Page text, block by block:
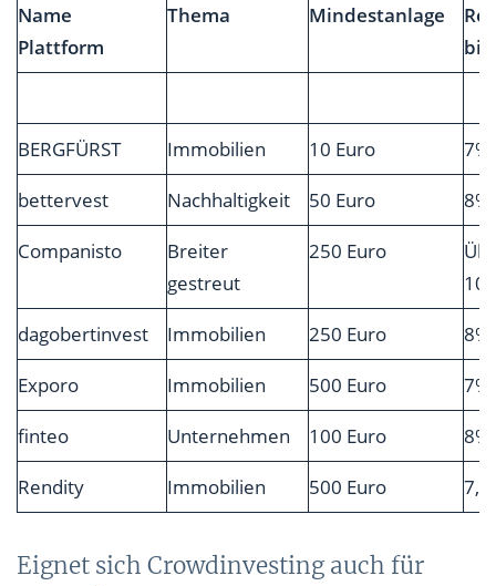
Name
Plattform
Thema Mindestanlage
bis
BERGFÜRST Immobilien 10 Euro
7%
bettervest
Nachhaltigkeit 50 Euro
8%
Companisto
Breiter
gestreut
250 Euro
dagobertinvest
Immobilien 250 Euro
8%
Exporo
Immobilien 500 Euro
7%
finteo
Unternehmen 100 Euro
8%
Rendity
Immobilien 500 Euro
Eignet sich Crowdinvesting auch für